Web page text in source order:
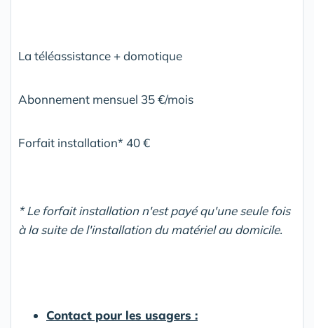
La téléassistance + domotique
Abonnement mensuel 35 €/mois
Forfait installation* 40 €
* Le forfait installation n'est payé qu'une seule fois
à la suite de l'installation du matériel au domicile.
Contact pour les usagers :